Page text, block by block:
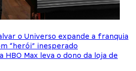
o Universo expande a franquia
“herói” inesperado
Max leva o dono da loja de